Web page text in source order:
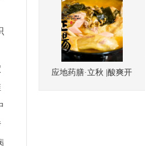
应地药膳·立秋 |酸爽开